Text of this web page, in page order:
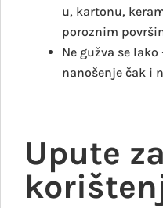
u, kartonu,
poroznim
Ne gužva se
nanošenje čak i
Upute za